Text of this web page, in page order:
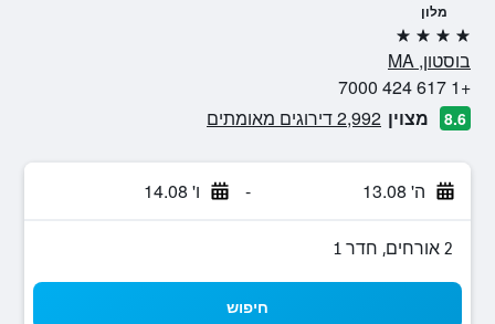
מלון
4 כוכבים
בוסטון, MA
+1 617 424 7000
8.6 מצוין 2,992 דירוגים מאומתים
ה' 13.08 - ו' 14.08
2 אורחים, חדר 1
חיפוש